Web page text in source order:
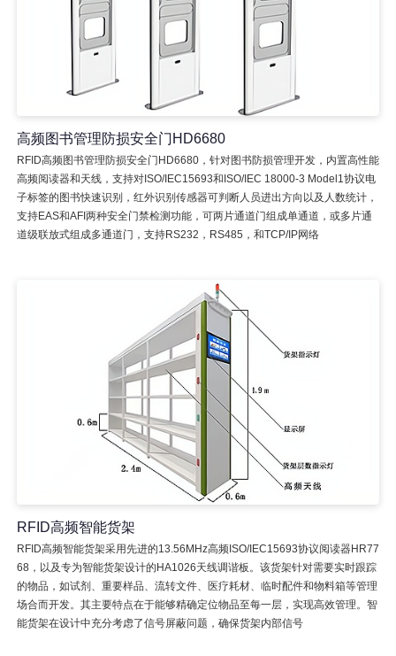
高频图书管理防损安全门HD6680
RFID高频图书管理防损安全门HD6680，针对图书防损管理开发，内置高性能
高频阅读器和天线，支持对ISO/IEC15693和ISO/IEC 18000-3 Model1协议电
子标签的图书快速识别，红外识别传感器可判断人员进出方向以及人数统计，
支持EAS和AFI两种安全门禁检测功能，可两片通道门组成单通道，或多片通
道级联放式组成多通道门，支持RS232，RS485，和TCP/IP网络
RFID高频智能货架
RFID高频智能货架采用先进的13.56MHz高频ISO/IEC15693协议阅读器HR77
68，以及专为智能货架设计的HA1026天线调谐板。该货架针对需要实时跟踪
的物品，如试剂、重要样品、流转文件、医疗耗材、临时配件和物料箱等管理
场合而开发。其主要特点在于能够精确定位物品至每一层，实现高效管理。智
能货架在设计中充分考虑了信号屏蔽问题，确保货架内部信号